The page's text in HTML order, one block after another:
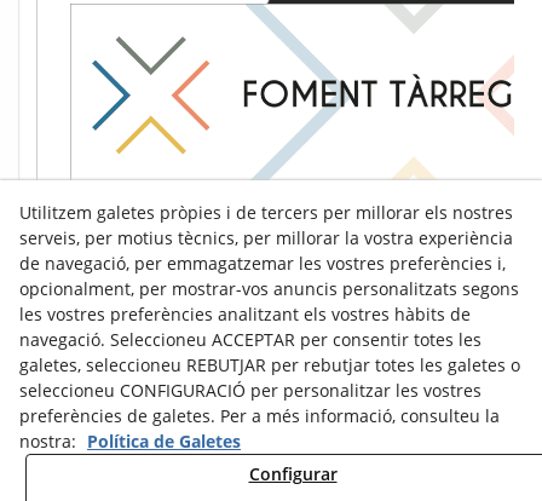
Utilitzem galetes pròpies i de tercers per millorar els nostres
serveis, per motius tècnics, per millorar la vostra experiència
de navegació, per emmagatzemar les vostres preferències i,
opcionalment, per mostrar-vos anuncis personalitzats segons
les vostres preferències analitzant els vostres hàbits de
navegació. Seleccioneu ACCEPTAR per consentir totes les
galetes, seleccioneu REBUTJAR per rebutjar totes les galetes o
seleccioneu CONFIGURACIÓ per personalitzar les vostres
preferències de galetes. Per a més informació, consulteu la
nostra: Política de Galetes
Configurar